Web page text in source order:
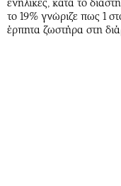
ενήλικες, κατά το
το 19% γνώριζε πως 1
έρπητα ζωστήρα στη